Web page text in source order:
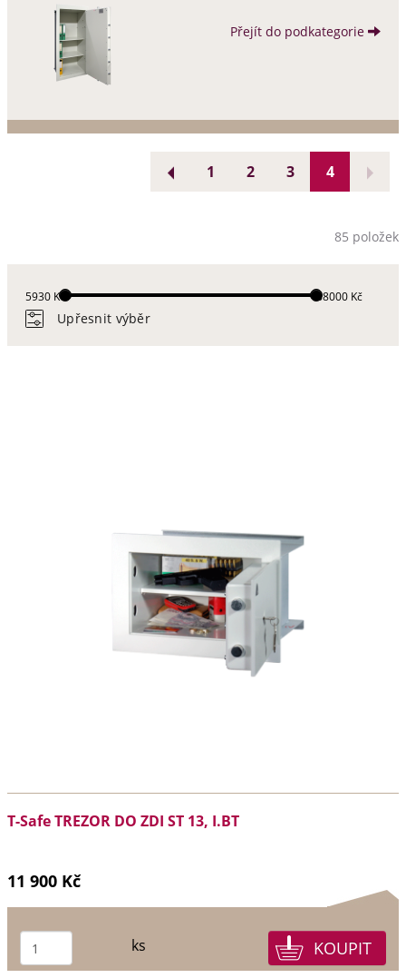
Přejít do podkategorie
1 2 3 4
85 položek
Upřesnit výběr
5930 Kč 88000 Kč
T-Safe TREZOR DO ZDI ST 13, I.BT
11 900 Kč
ks